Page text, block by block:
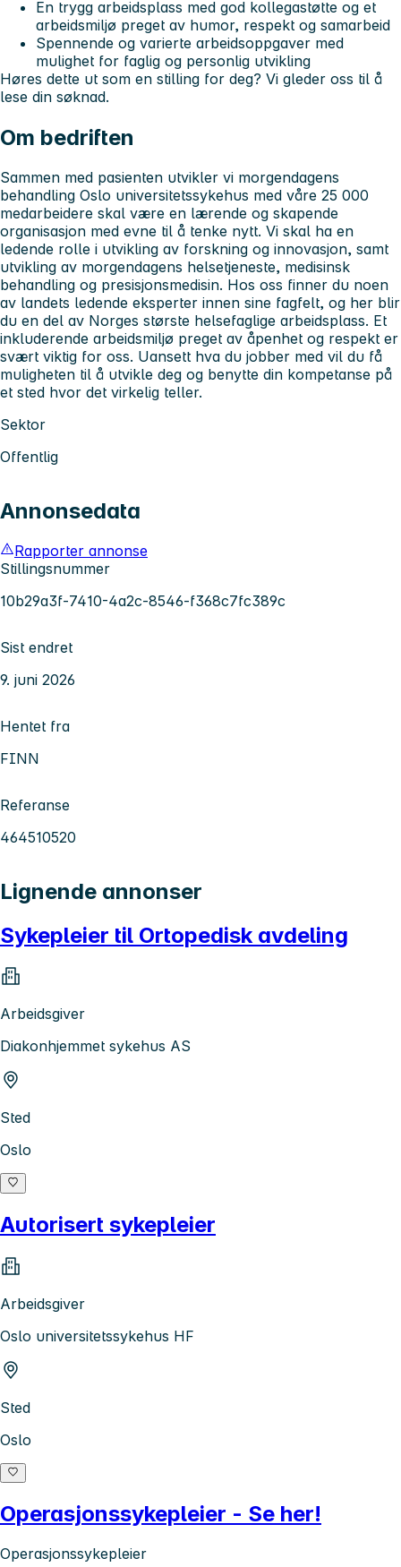
En trygg arbeidsplass med god kollegastøtte og et
arbeidsmiljø preget av humor, respekt og samarbeid
Spennende og varierte arbeidsoppgaver med
mulighet for faglig og personlig utvikling
Høres dette ut som en stilling for deg? Vi gleder oss til å
lese din søknad.
Om bedriften
Sammen med pasienten utvikler vi morgendagens
behandling Oslo universitetssykehus med våre 25 000
medarbeidere skal være en lærende og skapende
organisasjon med evne til å tenke nytt. Vi skal ha en
ledende rolle i utvikling av forskning og innovasjon, samt
utvikling av morgendagens helsetjeneste, medisinsk
behandling og presisjonsmedisin. Hos oss finner du noen
av landets ledende eksperter innen sine fagfelt, og her blir
du en del av Norges største helsefaglige arbeidsplass. Et
inkluderende arbeidsmiljø preget av åpenhet og respekt er
svært viktig for oss. Uansett hva du jobber med vil du få
muligheten til å utvikle deg og benytte din kompetanse på
et sted hvor det virkelig teller.
Sektor
Offentlig
Annonsedata
Rapporter annonse
Stillingsnummer
10b29a3f-7410-4a2c-8546-f368c7fc389c
Sist endret
9. juni 2026
Hentet fra
FINN
Referanse
464510520
Lignende annonser
Sykepleier til Ortopedisk avdeling
Arbeidsgiver
Diakonhjemmet sykehus AS
Sted
Oslo
Autorisert sykepleier
Arbeidsgiver
Oslo universitetssykehus HF
Sted
Oslo
Operasjonssykepleier - Se her!
Operasjonssykepleier